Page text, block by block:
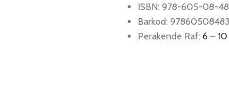
ISBN: 978-605-08-
Barkod:
Perakende Raf: 6 – 10